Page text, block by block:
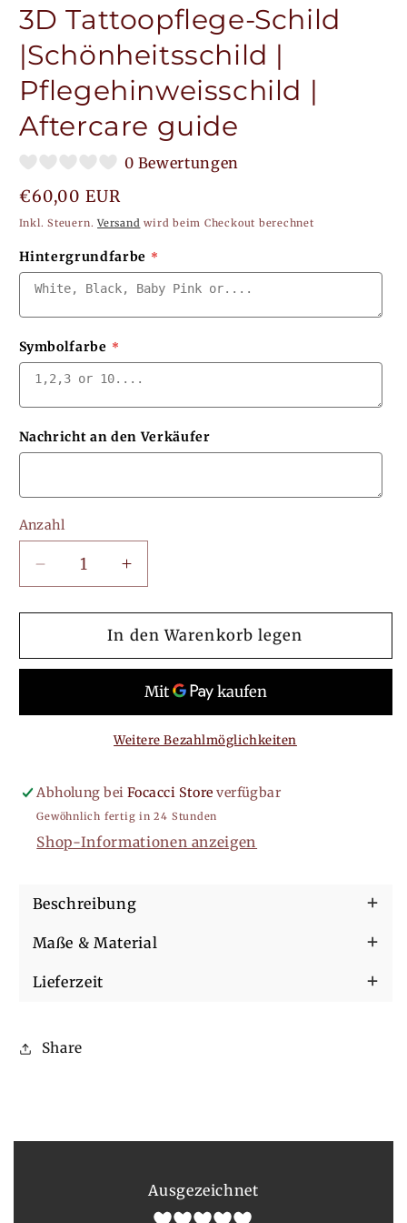
3D Tattoopflege-Schild
|Schönheitsschild |
Pflegehinweisschild |
Aftercare guide
0 Bewertungen
Normaler
Preis
€60,00 EUR
Inkl. Steuern.Versand wird beim Checkout berechnet
Hintergrundfarbe
Symbolfarbe
Nachricht an den Verkäufer
Anzahl
Verringere
die
Menge
3D
|Schönheitsschild
Aftercare
guide
Erhöhe
die
Menge
für
3D
Schild
|Schönheitsschild
|
Aftercare
guide
In den Warenkorb legen
Weitere Bezahlmöglichkeiten
Abholung beiFocacci Store verfügbar
Gewöhnlich fertig in 24 Stunden
Shop-Informationen anzeigen
Beschreibung
Maße & Material
Lieferzeit
Share
Ausgezeichnet